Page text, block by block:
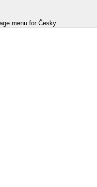
menu for Česky